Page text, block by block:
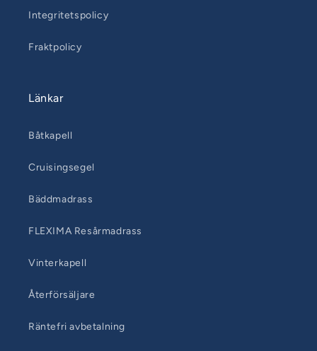
Integritetspolicy
Fraktpolicy
Länkar
Båtkapell
Cruisingsegel
Bäddmadrass
FLEXIMA Resårmadrass
Vinterkapell
Återförsäljare
Räntefri avbetalning